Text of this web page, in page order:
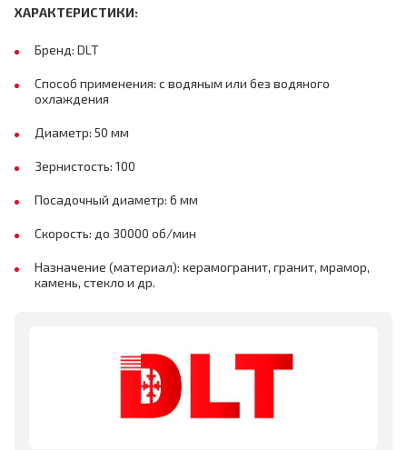
ХАРАКТЕРИСТИКИ:
Бренд: DLT
Способ применения: с водяным или без водяного
охлаждения
Диаметр: 50 мм
Зернистость: 100
Посадочный диаметр: 6 мм
Скорость: до 30000 об/мин
Назначение (материал): керамогранит, гранит, мрамор,
камень, стекло и др.